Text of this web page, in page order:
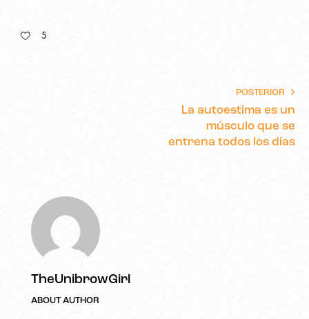
5
POSTERIOR
La autoestima es un
músculo que se
entrena todos los días
TheUnibrowGirl
ABOUT AUTHOR